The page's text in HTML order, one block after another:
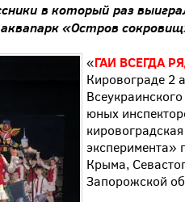
в который раз
«Остров
«ГАИ ВСЕГДА
Кировограде 2
юных
эксперимента»
Крыма,
Запорожской